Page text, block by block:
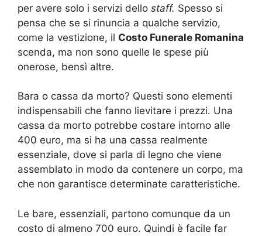
per avere solo i servizi dello staff. Spesso si
pensa che se si rinuncia a qualche servizio,
come la vestizione, il Costo Funerale Romanina
scenda, ma non sono quelle le spese più
onerose, bensì altre.
Bara o cassa da morto? Questi sono elementi
indispensabili che fanno lievitare i prezzi. Una
cassa da morto potrebbe costare intorno alle
400 euro, ma si ha una cassa realmente
essenziale, dove si parla di legno che viene
assemblato in modo da contenere un corpo, ma
che non garantisce determinate caratteristiche.
Le bare, essenziali, partono comunque da un
costo di almeno 700 euro. Quindi è facile far